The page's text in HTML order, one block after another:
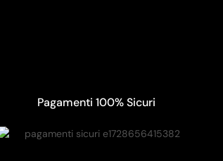
Pagamenti 100% Sicuri